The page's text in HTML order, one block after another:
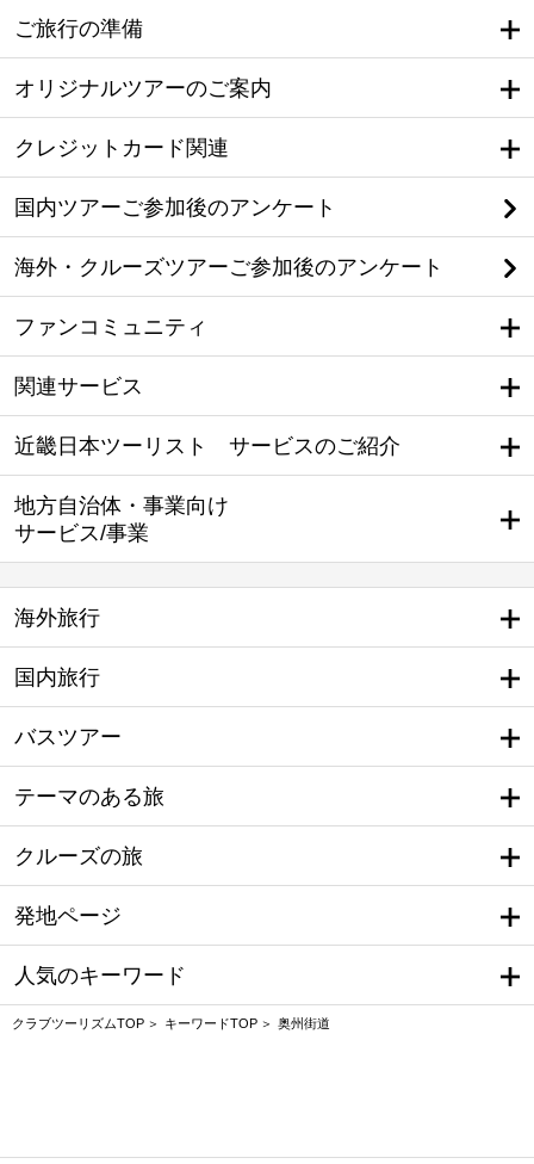
ご旅行の準備
オリジナルツアーのご案内
クレジットカード関連
国内ツアーご参加後のアンケート
海外・クルーズツアーご参加後のアンケート
ファンコミュニティ
関連サービス
近畿日本ツーリスト サービスのご紹介
地方自治体・事業向け
サービス/事業
海外旅行
国内旅行
バスツアー
テーマのある旅
クルーズの旅
発地ページ
人気のキーワード
クラブツーリズムTOP キーワードTOP 奥州街道